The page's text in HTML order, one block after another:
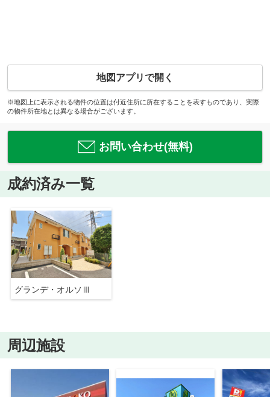
地図アプリで開く
※地図上に表示される物件の位置は付近住所に所在することを表すものであり、実際
の物件所在地とは異なる場合がございます。
お問い合わせ(無料)
成約済み一覧
グランデ・オルソⅢ
周辺施設